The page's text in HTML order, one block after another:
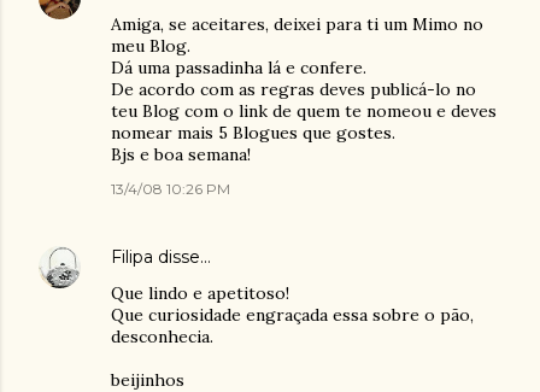
Amiga, se aceitares, deixei para ti um Mimo no
meu Blog.
Dá uma passadinha lá e confere.
De acordo com as regras deves publicá-lo no
teu Blog com o link de quem te nomeou e deves
nomear mais 5 Blogues que gostes.
Bjs e boa semana!
13/4/08 10:26 PM
Filipa disse…
Que lindo e apetitoso!
Que curiosidade engraçada essa sobre o pão,
desconhecia.
beijinhos